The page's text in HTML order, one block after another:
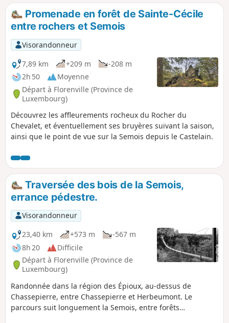
Promenade en forêt de Sainte-Cécile
entre rochers et Semois
Visorandonneur
7,89 km
+209 m
-208 m
2h 50
Moyenne
Départ à Florenville (Province de
Luxembourg)
Découvrez les affleurements rocheux du Rocher du
Chevalet, et éventuellement ses bruyères suivant la saison,
ainsi que le point de vue sur la Semois depuis le Castelain.
Traversée des bois de la Semois,
errance pédestre.
Visorandonneur
23,40 km
+573 m
-567 m
8h 20
Difficile
Départ à Florenville (Province de
Luxembourg)
Randonnée dans la région des Épioux, au-dessus de
Chassepierre, entre Chassepierre et Herbeumont. Le
parcours suit longuement la Semois, entre forêts